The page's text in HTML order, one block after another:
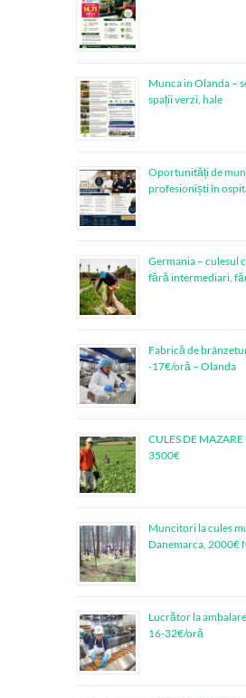
Munca in Olanda –
spații verzi, hale
Oportunități de
profesioniști în
Germania – culesul
fără intermediari,
Fabrică de
-17€/oră – Olanda
CULES DE
3500€
Muncitori la cules
Danemarca, 2000€
Lucrător la
16-32€/oră